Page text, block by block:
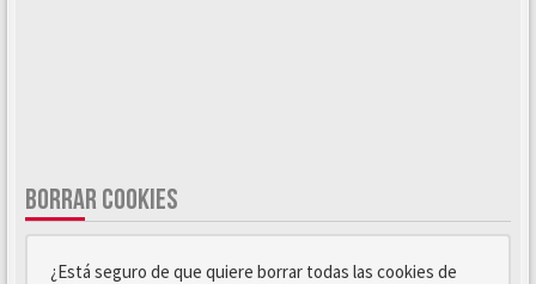
BORRAR COOKIES
¿Está seguro de que quiere borrar todas las cookies de